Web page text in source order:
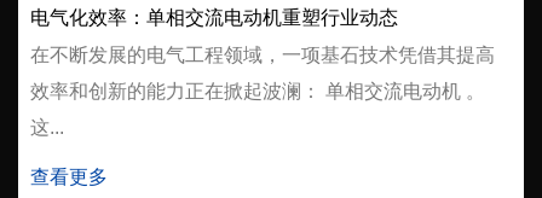
电气化效率：单相交流电动机重塑行业动态
在不断发展的电气工程领域，一项基石技术凭借其提高
效率和创新的能力正在掀起波澜： 单相交流电动机 。
这...
查看更多